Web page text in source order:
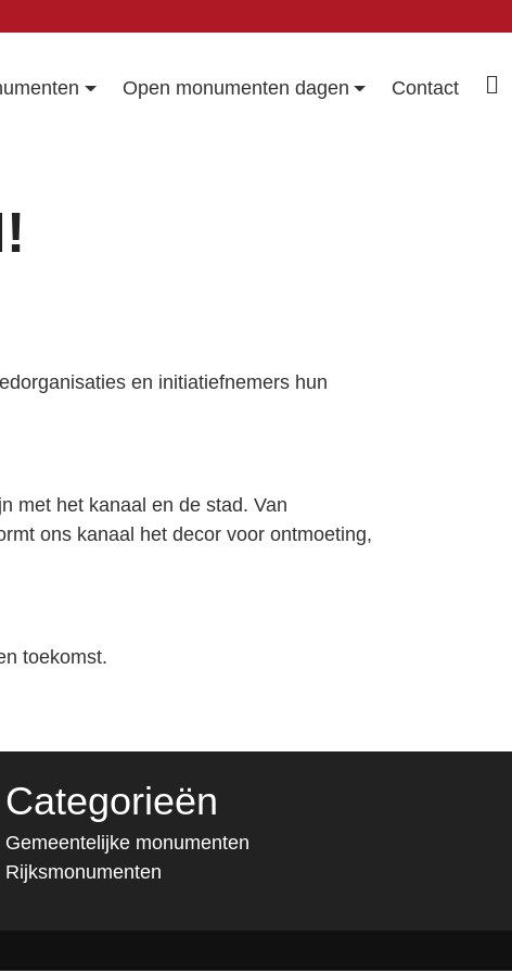
Open monumenten dagen Contact
en initiatiefnemers hun
met het kanaal en de stad. Van
ons kanaal het decor voor ontmoeting,
toekomst.
Categorieën
Gemeentelijke monumenten
Rijksmonumenten